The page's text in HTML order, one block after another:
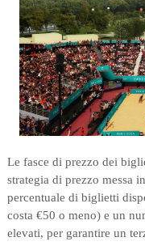
Le fasce di prezzo dei
strategia di prezzo messa
percentuale di biglietti
costa €50 o meno) e un
elevati, per garantire un